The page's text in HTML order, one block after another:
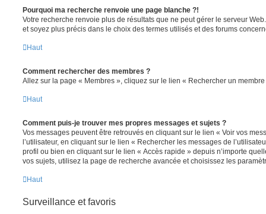
Pourquoi ma recherche renvoie une page blanche ?!
Votre recherche renvoie plus de résultats que ne peut gérer le serveur
et soyez plus précis dans le choix des termes utilisés et des forums
Haut
Comment rechercher des membres ?
Allez sur la page « Membres », cliquez sur le lien « Rechercher un membre
Haut
Comment puis-je trouver mes propres messages et sujets ?
Vos messages peuvent être retrouvés en cliquant sur le lien « Voir vos
l’utilisateur, en cliquant sur le lien « Rechercher les messages de
profil ou bien en cliquant sur le lien « Accès rapide » depuis n’importe
vos sujets, utilisez la page de recherche avancée et choisissez les
Haut
Surveillance et favoris